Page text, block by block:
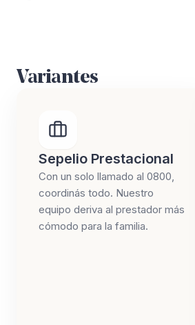
Variantes
Sepelio Prestacional
Con un solo llamado al 0800,
coordinás todo. Nuestro
equipo deriva al prestador más
cómodo para la familia.